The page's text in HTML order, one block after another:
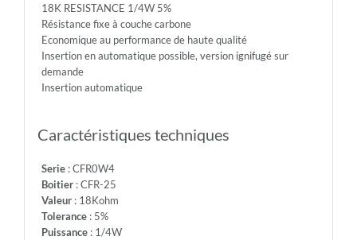
-
Temp.Min.:
-55°
-
+155°
18K RESISTANCE 1/4W 5%
Résistance fixe à couche carbone
Economique au performance de haute qualité
Insertion en automatique possible, version ignifugé sur
demande
Insertion automatique
Caractéristiques techniques
Serie: CFR0W4
Boitier: CFR-25
Valeur: 18Kohm
Tolerance: 5%
Puissance: 1/4W